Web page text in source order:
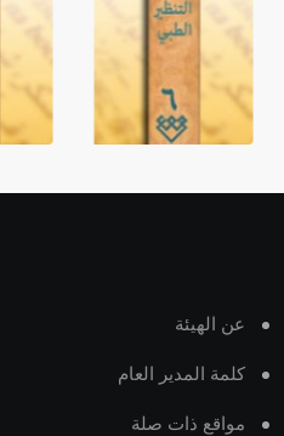
عن الهيئة
كلمة المدير العام
مواقع ذات صلة